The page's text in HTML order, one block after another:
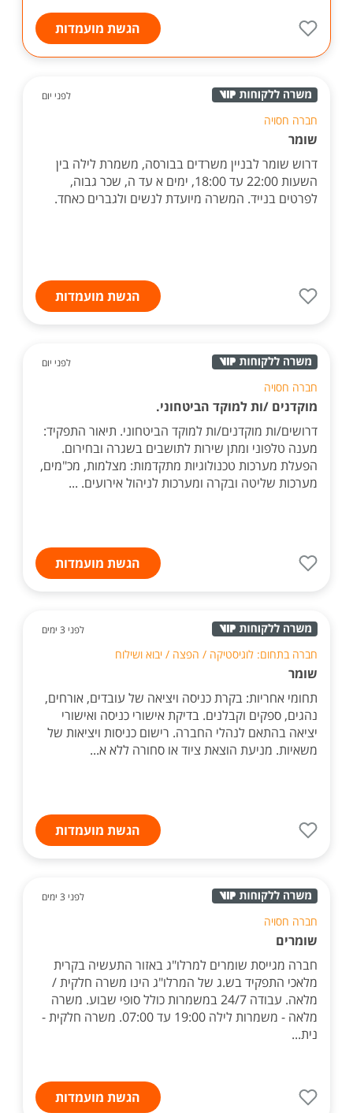
הגשת מועמדות
לפני יום
חברה חסויה
שומר
דרוש שומר לבניין משרדים בבורסה, משמרת לילה בין
השעות 22:00 עד 18:00, ימים א עד ה, שכר גבוה,
לפרטים בנייד. המשרה מיועדת לנשים ולגברים כאחד.
הגשת מועמדות
לפני יום
חברה חסויה
מוקדנים /ות למוקד הביטחוני.
דרושים/ות מוקדנים/ות למוקד הביטחוני. תיאור התפקיד:
מענה טלפוני ומתן שירות לתושבים בשגרה ובחירום.
הפעלת מערכות טכנולוגיות מתקדמות: מצלמות, מכ"מים,
מערכות שליטה ובקרה ומערכות לניהול אירועים. ...
הגשת מועמדות
לפני 3 ימים
חברה בתחום: לוגיסטיקה / הפצה / יבוא ושילוח
שומר
תחומי אחריות: בקרת כניסה ויציאה של עובדים, אורחים,
נהגים, ספקים וקבלנים. בדיקת אישורי כניסה ואישורי
יציאה בהתאם לנהלי החברה. רישום כניסות ויציאות של
משאיות. מניעת הוצאת ציוד או סחורה ללא א...
הגשת מועמדות
לפני 3 ימים
חברה חסויה
שומרים
חברה מגייסת שומרים למרלו"ג באזור התעשיה בקרית
מלאכי התפקיד בש.ג של המרלו"ג הינו משרה חלקית /
מלאה. עבודה 24/7 במשמרות כולל סופי שבוע. משרה
מלאה - משמרות לילה 19:00 עד 07:00. משרה חלקית -
נית...
הגשת מועמדות